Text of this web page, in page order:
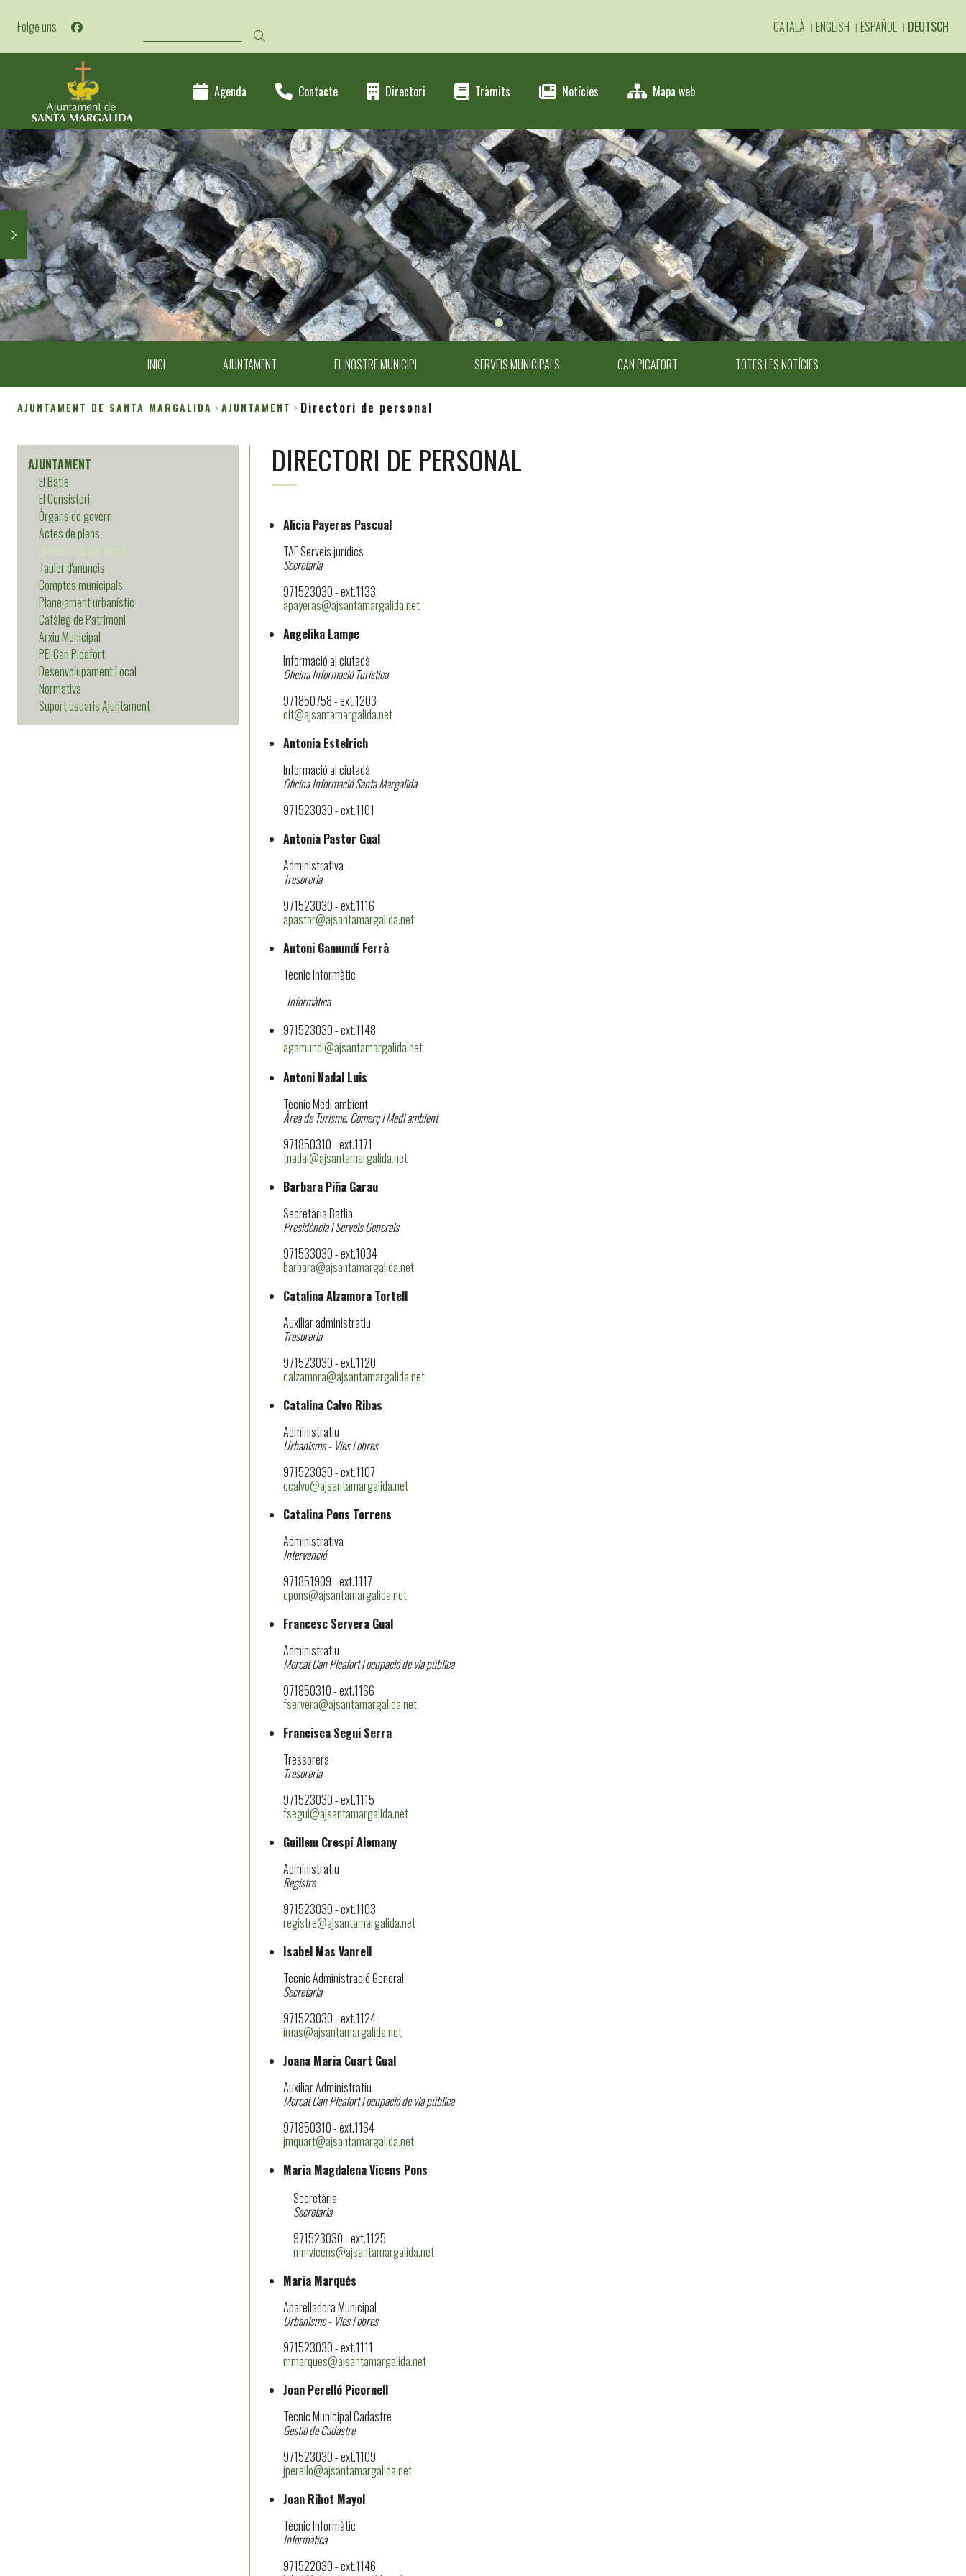
Folge uns CATALÀ ENGLISH ESPAÑOL DEUTSCH
Agenda Contacte Directori Tràmits Notícies Mapa web
INICI AJUNTAMENT EL NOSTRE MUNICIPI SERVEIS MUNICIPALS CAN PICAFORT TOTES LES NOTÍCIES
AJUNTAMENT DE SANTA MARGALIDA AJUNTAMENT Directori de personal
AJUNTAMENT
El Batle
El Consistori
Òrgans de govern
Actes de plens
Tauler d'anuncis
Comptes municipals
Planejament urbanístic
Catàleg de Patrimoni
Arxiu Municipal
PEI Can Picafort
Desenvolupament Local
Normativa
Suport usuaris Ajuntament
DIRECTORI DE PERSONAL
Alicia Payeras Pascual
TAE Serveis jurídics
Secretaria
971523030 - ext.1133
apayeras@ajsantamargalida.net
Angelika Lampe
Informació al ciutadà
Oficina Informació Turística
971850758 - ext.1203
oit@ajsantamargalida.net
Antonia Estelrich
Informació al ciutadà
Oficina Informació Santa Margalida
971523030 - ext.1101
Antonia Pastor Gual
Administrativa
Tresoreria
971523030 - ext.1116
apastor@ajsantamargalida.net
Antoni Gamundí Ferrà
Tècnic Informàtic
Informàtica
971523030 - ext.1148
agamundi@ajsantamargalida.net
Antoni Nadal Luis
Tècnic Medi ambient
Àrea de Turisme, Comerç i Medi ambient
971850310 - ext.1171
tnadal@ajsantamargalida.net
Barbara Piña Garau
Secretària Batlia
Presidència i Serveis Generals
971533030 - ext.1034
barbara@ajsantamargalida.net
Catalina Alzamora Tortell
Auxiliar administratiu
Tresoreria
971523030 - ext.1120
calzamora@ajsantamargalida.net
Catalina Calvo Ribas
Administratiu
Urbanisme - Vies i obres
971523030 - ext.1107
ccalvo@ajsantamargalida.net
Catalina Pons Torrens
Administrativa
Intervenció
971851909 - ext.1117
cpons@ajsantamargalida.net
Francesc Servera Gual
Administratiu
Mercat Can Picafort i ocupació de via pública
971850310 - ext.1166
fservera@ajsantamargalida.net
Francisca Segui Serra
Tressorera
Tresoreria
971523030 - ext.1115
fsegui@ajsantamargalida.net
Guillem Crespí Alemany
Administratiu
Registre
971523030 - ext.1103
registre@ajsantamargalida.net
Isabel Mas Vanrell
Tecnic Administració General
Secretaria
971523030 - ext.1124
imas@ajsantamargalida.net
Joana Maria Cuart Gual
Auxiliar Administratiu
Mercat Can Picafort i ocupació de via pública
971850310 - ext.1164
jmquart@ajsantamargalida.net
Maria Magdalena Vicens Pons
Secretària
Secretaria
971523030 - ext.1125
mmvicens@ajsantamargalida.net
Maria Marqués
Aparelladora Municipal
Urbanisme - Vies i obres
971523030 - ext.1111
mmarques@ajsantamargalida.net
Joan Perelló Picornell
Tècnic Municipal Cadastre
Gestió de Cadastre
971523030 - ext.1109
jperello@ajsantamargalida.net
Joan Ribot Mayol
Tècnic Informàtic
Informàtica
971522030 - ext.1146